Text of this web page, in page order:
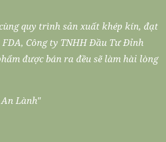
quy trình sản xuất khép kín, đạt
FDA, Công ty TNHH Đầu Tư Đỉnh
được bán ra đều sẽ làm hài lòng
An Lành"